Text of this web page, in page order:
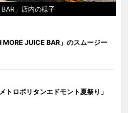
BAR」店内の様子
MORE JUICE BAR」のスムージー
トロポリタンエドモント夏祭り」